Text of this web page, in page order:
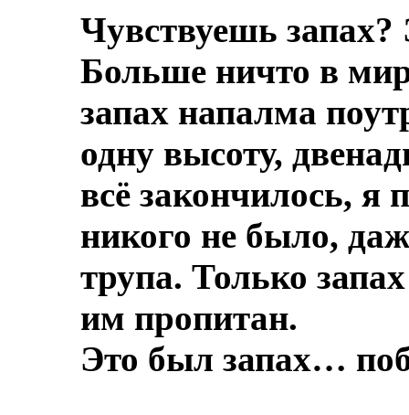
Чувствуешь
Больше ничто в
запах напалма
одну высоту,
всё закончилось, я
никого не было,
трупа. Только
им пропитан.
Это был запах…